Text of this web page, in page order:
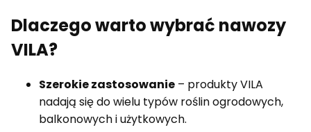
Dlaczego warto wybrać nawozy
VILA?
Szerokie zastosowanie – produkty VILA
nadają się do wielu typów roślin ogrodowych,
balkonowych i użytkowych.